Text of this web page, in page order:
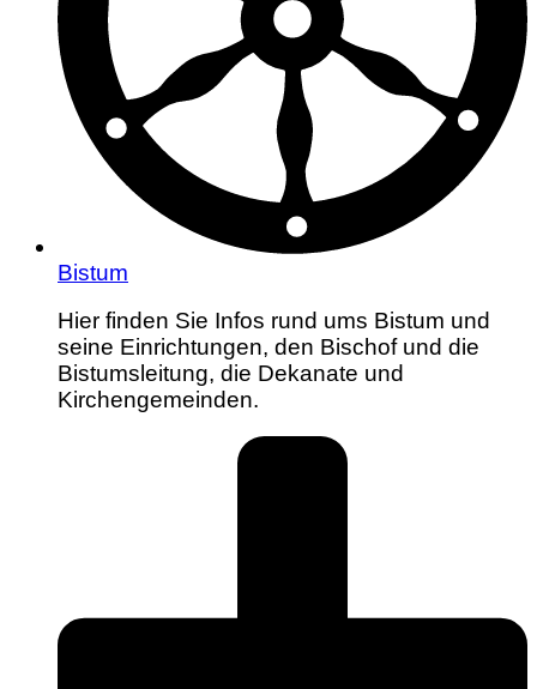
Bistum
Hier finden Sie Infos rund ums Bistum und
seine Einrichtungen, den Bischof und die
Bistumsleitung, die Dekanate und
Kirchengemeinden.